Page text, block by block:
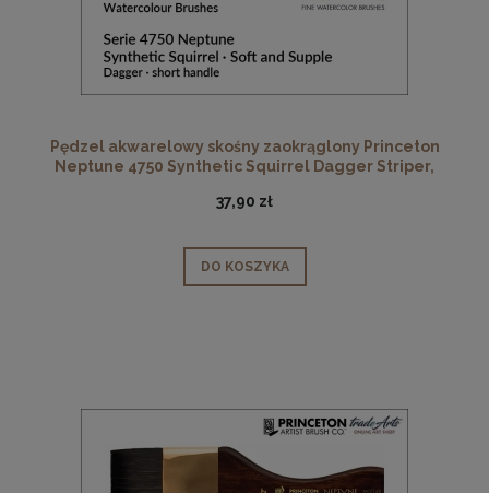
Pędzel akwarelowy skośny zaokrąglony Princeton
Neptune 4750 Synthetic Squirrel Dagger Striper,
37,90 zł
DO KOSZYKA